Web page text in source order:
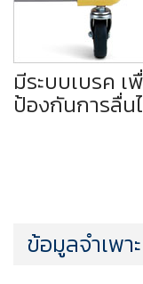
มีระบบเบรค
ป้องกันการลื่น
ข้อมูลจำเพาะ